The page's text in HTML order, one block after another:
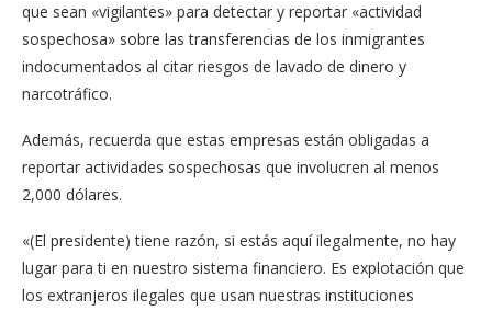
que sean «vigilantes» para detectar y reportar «actividad
sospechosa» sobre las transferencias de los inmigrantes
indocumentados al citar riesgos de lavado de dinero y
narcotráfico.
Además, recuerda que estas empresas están obligadas a
reportar actividades sospechosas que involucren al menos
2,000 dólares.
«(El presidente) tiene razón, si estás aquí ilegalmente, no hay
lugar para ti en nuestro sistema financiero. Es explotación que
los extranjeros ilegales que usan nuestras instituciones